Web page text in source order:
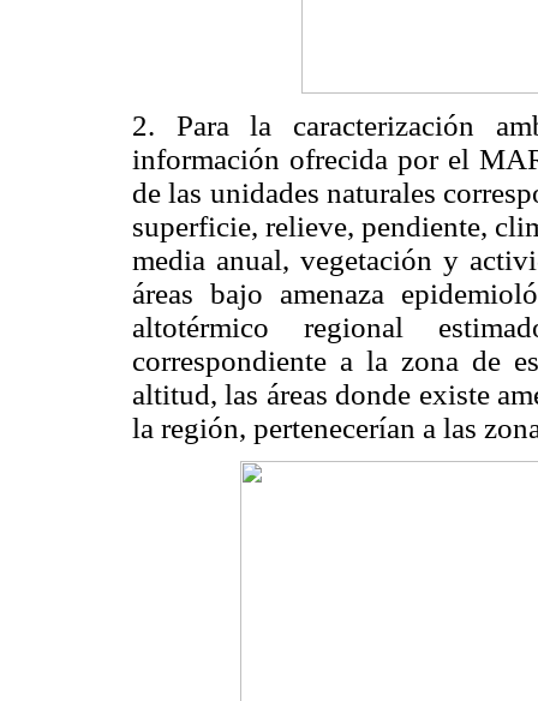
2. Para la caracterización
información ofrecida por el
de las unidades naturales
superficie, relieve, pendiente,
media anual, vegetación y
áreas bajo amenaza
altotérmico regional
correspondiente a la zona de
altitud, las áreas donde existe
la región, pertenecerían a las